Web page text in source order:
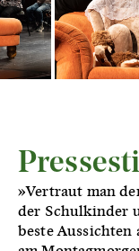
»Vertraut man
der Schulkinder
beste